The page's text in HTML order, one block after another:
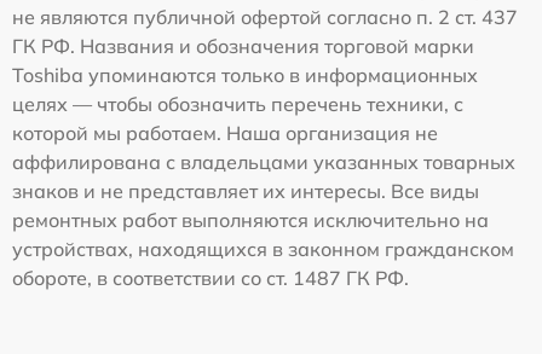
не являются публичной офертой согласно п. 2 ст. 437
ГК РФ. Названия и обозначения торговой марки
Toshiba упоминаются только в информационных
целях — чтобы обозначить перечень техники, с
которой мы работаем. Наша организация не
аффилирована с владельцами указанных товарных
знаков и не представляет их интересы. Все виды
ремонтных работ выполняются исключительно на
устройствах, находящихся в законном гражданском
обороте, в соответствии со ст. 1487 ГК РФ.